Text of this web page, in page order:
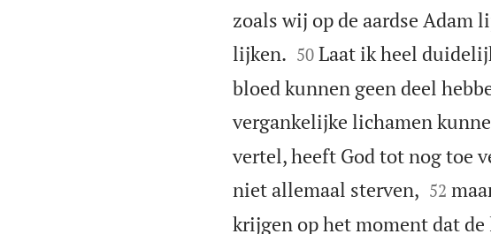
zoals wij op de aardse Adam
lijken.
50 Laat ik heel
bloed kunnen geen deel
vergankelijke lichamen
vertel, heeft God tot nog toe
niet allemaal sterven,
52
krijgen op het moment dat